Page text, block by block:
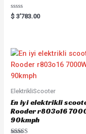
Rated
0
$ 3'783.00
ElektrikliScooter
En iyi elektrikli
Rooder r803o16
90kmph